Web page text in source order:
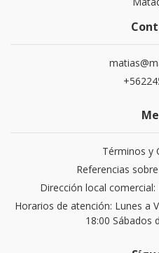
Términos y
Referencias
Dirección local
Horarios de atención: Lunes a
18:00 Sábados